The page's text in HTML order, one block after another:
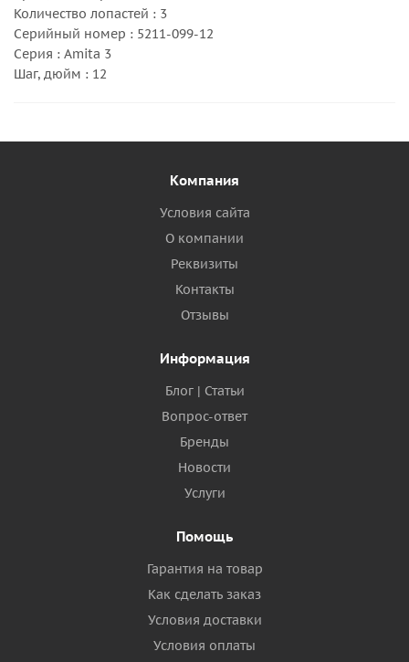
Количество лопастей : 3
Серийный номер : 5211-099-12
Серия : Amita 3
Шаг, дюйм : 12
Компания
Условия сайта
О компании
Реквизиты
Контакты
Отзывы
Информация
Блог | Статьи
Вопрос-ответ
Бренды
Новости
Услуги
Помощь
Гарантия на товар
Как сделать заказ
Условия доставки
Условия оплаты